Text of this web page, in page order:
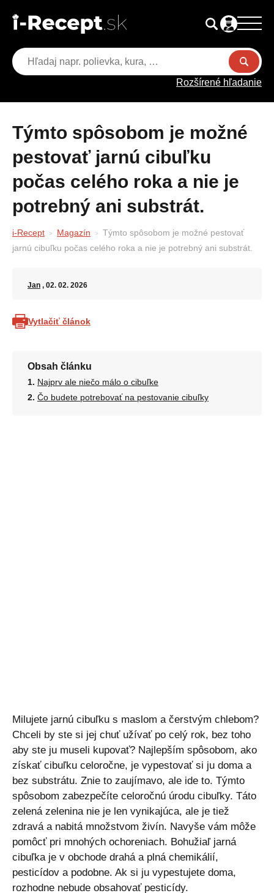
Rozšírené hľadanie
Týmto spôsobom je možné
pestovať jarnú cibuľku
počas celého roka a nie je
potrebný ani substrát.
i-Recept Magazín
Týmto spôsobom je možné pestovať
jarnú cibuľku počas celého roka a nie je potrebný ani substrát.
Jan , 02. 02. 2026
Vytlačiť článok
Obsah článku
Najprv ale niečo málo o cibuľke
Čo budete potrebovať na pestovanie cibuľky
Milujete jarnú cibuľku s maslom a čerstvým chlebom?
Chceli by ste si jej chuť užívať po celý rok, bez toho
aby ste ju museli kupovať? Najlepším spôsobom, ako
získať cibuľku celoročne, je vypestovať si ju doma a
bez substrátu. Znie to zaujímavo, ale ide to. Týmto
spôsobom zabezpečíte celoročnú úrodu cibuľky. Táto
zelená zelenina nie je len vynikajúca, ale je tiež
zdravá a nabitá množstvom živín. Navyše vám môže
pomôcť pri mnohých ochoreniach. Bohužiaľ jarná
cibuľka je v obchode drahá a plná chemikálií,
pesticídov a podobne. Ak si ju vypestujete doma,
rozhodne nebude obsahovať pesticídy.